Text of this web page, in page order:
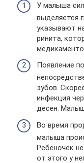
У малыша
выделяется
указывают
ринита,
Появление
зубов.
инфекция
десен.
Во время
малыша
Ребеночек
от этого у